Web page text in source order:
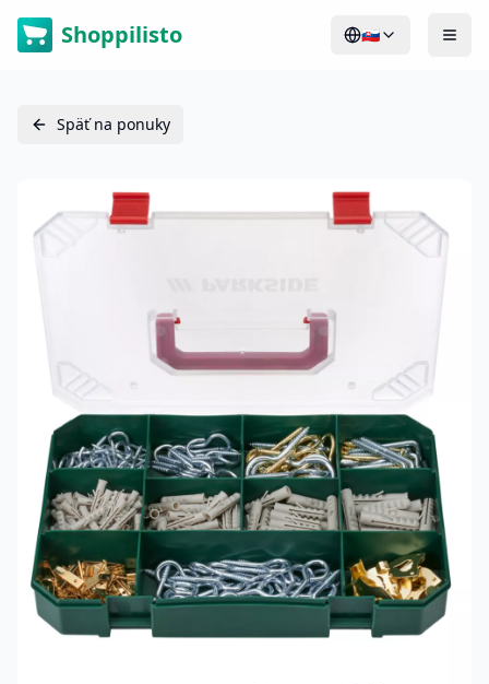
Shoppilisto 🇸🇰
Späť na ponuky